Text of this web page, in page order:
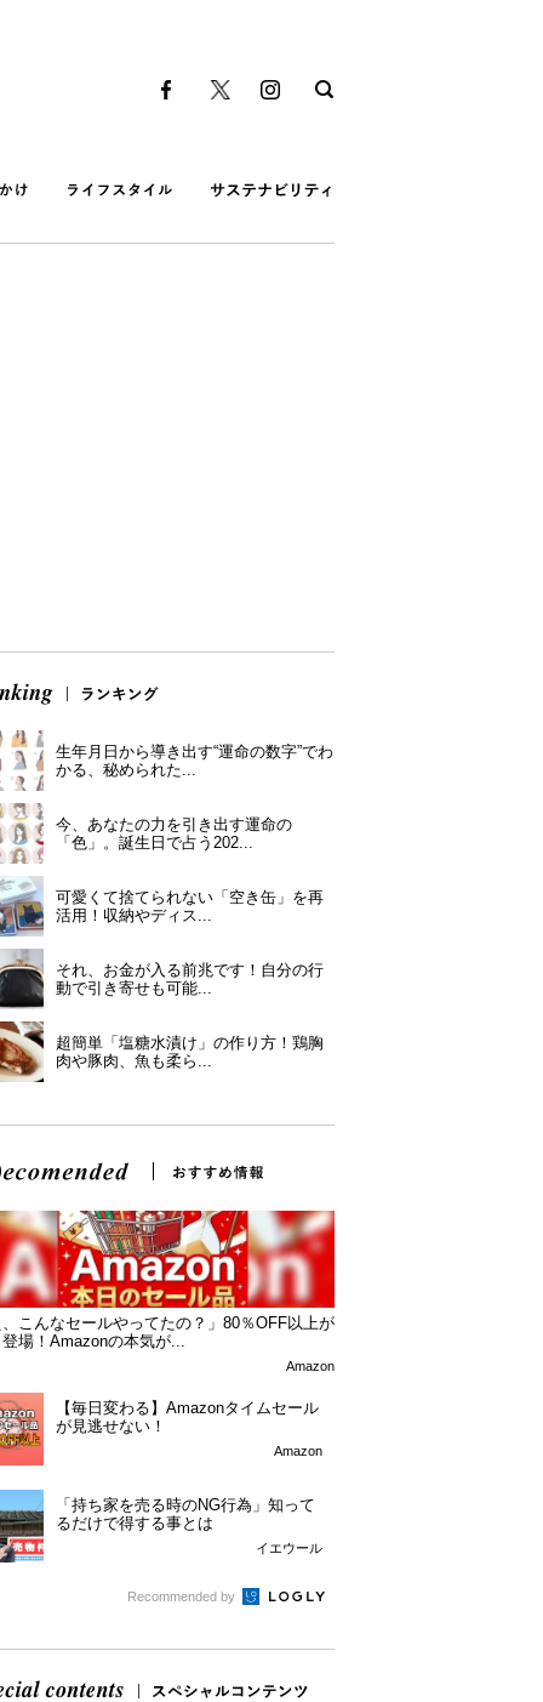
生年月日から導き出す“運命の数字”でわ
かる、秘められた...
今、あなたの力を引き出す運命の
「色」。誕生日で占う202...
可愛くて捨てられない「空き缶」を再
活用！収納やディス...
それ、お金が入る前兆です！自分の行
動で引き寄せも可能...
超簡単「塩糖水漬け」の作り方！鶏胸
肉や豚肉、魚も柔ら...
こんなセールやってたの？」80％OFF以上が
場！Amazonの本気が...
Amazon
【毎日変わる】Amazonタイムセール
が見逃せない！
Amazon
「持ち家を売る時のNG行為」知って
るだけで得する事とは
イエウール
Recommended by